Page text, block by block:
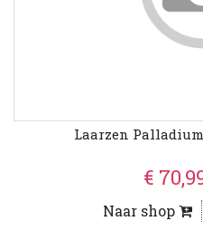
Laarzen Palladium
€
Naar shop